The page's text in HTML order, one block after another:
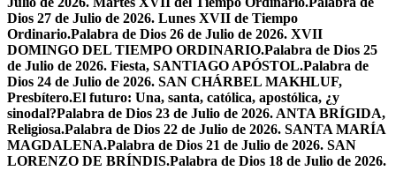
Dios 27 de Julio de 2026. Lunes XVII de Tiempo
Ordinario.Palabra de Dios 26 de Julio de 2026. XVII
DOMINGO DEL TIEMPO ORDINARIO.Palabra de Dios 25
de Julio de 2026. Fiesta, SANTIAGO APÓSTOL.Palabra de
Dios 24 de Julio de 2026. SAN CHÁRBEL MAKHLUF,
Presbítero.El futuro: Una, santa, católica, apostólica, ¿y
sinodal?Palabra de Dios 23 de Julio de 2026. ANTA BRÍGIDA,
Religiosa.Palabra de Dios 22 de Julio de 2026. SANTA MARÍA
MAGDALENA.Palabra de Dios 21 de Julio de 2026. SAN
LORENZO DE BRÍNDIS.Palabra de Dios 18 de Julio de 2026.